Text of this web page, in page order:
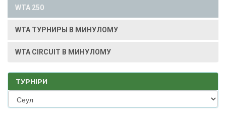
WTA 250
WTA ТУРНИРЫ В МИНУЛОМУ
WTA CIRCUIT В МИНУЛОМУ
ТУРНІРИ